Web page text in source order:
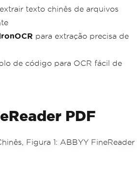
texto chinês de arquivos
para extração precisa de
de código para OCR fácil de
PDF